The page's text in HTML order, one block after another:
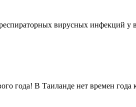
вирусных инфекций
года! В Таиланде нет времен